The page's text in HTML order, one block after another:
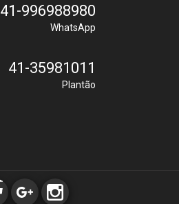
41-996988980
WhatsApp
41-35981011
Plantão